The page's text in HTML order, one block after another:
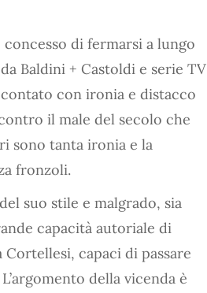
di fermarsi a lungo
Baldini + Castoldi e serie TV
con ironia e distacco
il male del secolo che
sono tanta ironia e la
fronzoli.
suo stile e malgrado, sia
capacità autoriale di
capaci di passare
della vicenda è